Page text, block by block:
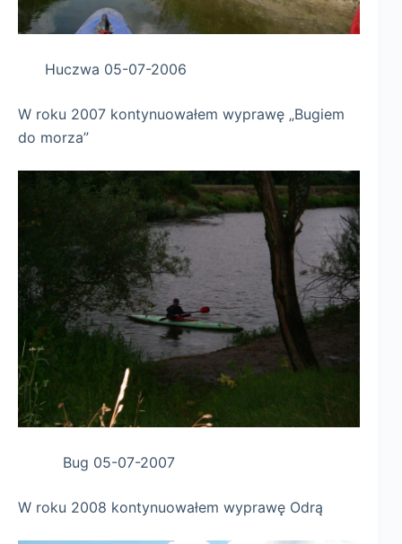
Huczwa 05-07-2006
W roku 2007 kontynuowałem wyprawę „Bugiem
do morza”
Bug 05-07-2007
W roku 2008 kontynuowałem wyprawę Odrą